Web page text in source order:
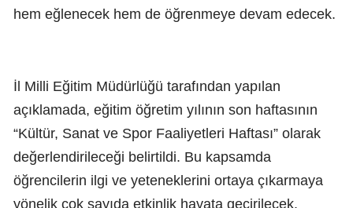
hem eğlenecek hem de öğrenmeye devam edecek.
İl Milli Eğitim Müdürlüğü tarafından yapılan
açıklamada, eğitim öğretim yılının son haftasının
“Kültür, Sanat ve Spor Faaliyetleri Haftası” olarak
değerlendirileceği belirtildi. Bu kapsamda
öğrencilerin ilgi ve yeteneklerini ortaya çıkarmaya
yönelik çok sayıda etkinlik hayata geçirilecek.